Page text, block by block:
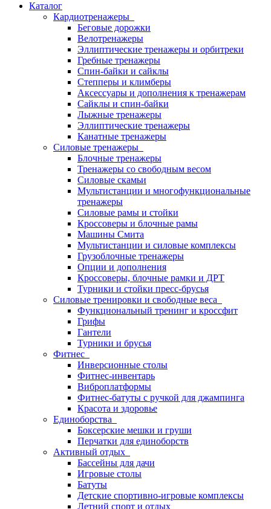
Каталог
Кардиотренажеры
Беговые дорожки
Велотренажеры
Эллиптические тренажеры и орбитреки
Гребные тренажеры
Спин-байки и сайклы
Степперы и климберы
Аксессуары и дополнения к тренажерам
Сайклы и спин-байки
Лыжные тренажеры
Эллиптические тренажеры
Канатные тренажеры
Силовые тренажеры
Блочные тренажеры
Тренажеры со свободным весом
Силовые скамьи
Мультистанции и многофункциональные
тренажеры
Силовые рамы и стойки
Кроссоверы и блочные рамы
Машины Смита
Мультистанции и силовые комплексы
Грузоблочные тренажеры
Опции и дополнения
Кроссоверы, блочные рамки и ДРТ
Турники и стойки пресс-брусья
Силовые тренировки и свободные веса
Функциональный тренинг и кроссфит
Грифы
Гантели
Турники и брусья
Фитнес
Инверсионные столы
Фитнес-инвентарь
Виброплатформы
Фитнес-батуты с ручкой для джампинга
Красота и здоровье
Единоборства
Боксерские мешки и груши
Перчатки для единоборств
Активный отдых
Бассейны для дачи
Игровые столы
Батуты
Детские спортивно-игровые комплексы
Летний спорт и отдых